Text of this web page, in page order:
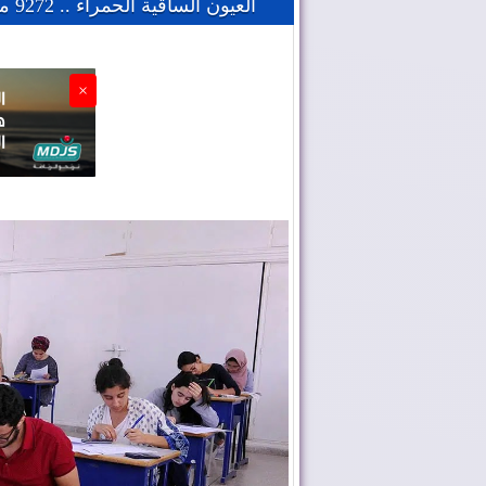
العيون الساقية الحمراء .. 9272 مترشحا لاختبارات البكالوريا
×